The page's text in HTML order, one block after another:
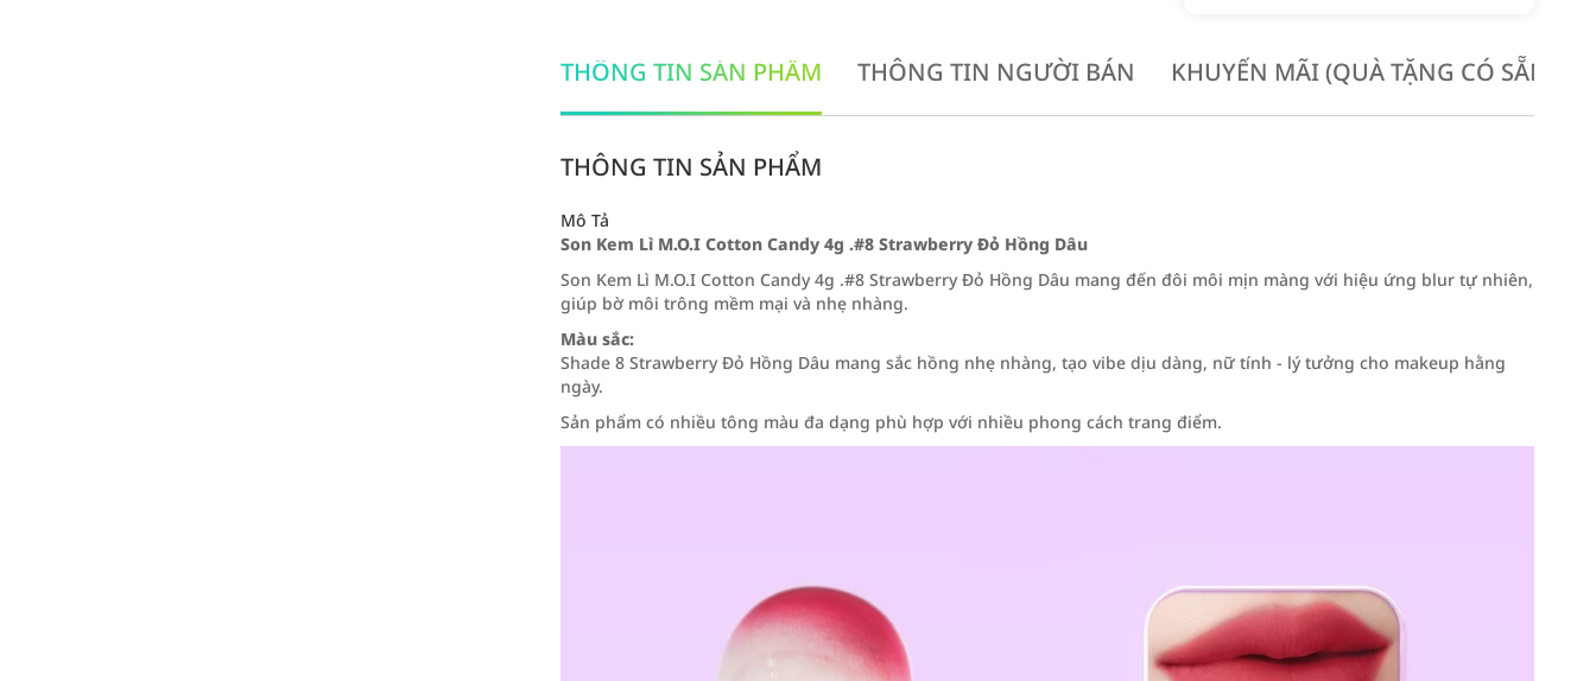
THÔNG TIN SẢN PHẨM THÔNG TIN NGƯỜI BÁN KHUYẾN MÃI (QUÀ TẶNG CÓ SẴN
THÔNG TIN SẢN PHẨM
Mô Tả
Son Kem Lì M.O.I Cotton Candy 4g .#8 Strawberry Đỏ Hồng Dâu
Son Kem Lì M.O.I Cotton Candy 4g .#8 Strawberry Đỏ Hồng Dâu mang đến đôi môi mịn màng với hiệu ứng blur tự nhiên,
giúp bờ môi trông mềm mại và nhẹ nhàng.
Màu sắc:
Shade 8 Strawberry Đỏ Hồng Dâu mang sắc hồng nhẹ nhàng, tạo vibe dịu dàng, nữ tính - lý tưởng cho makeup hằng
ngày.
Sản phẩm có nhiều tông màu đa dạng phù hợp với nhiều phong cách trang điểm.